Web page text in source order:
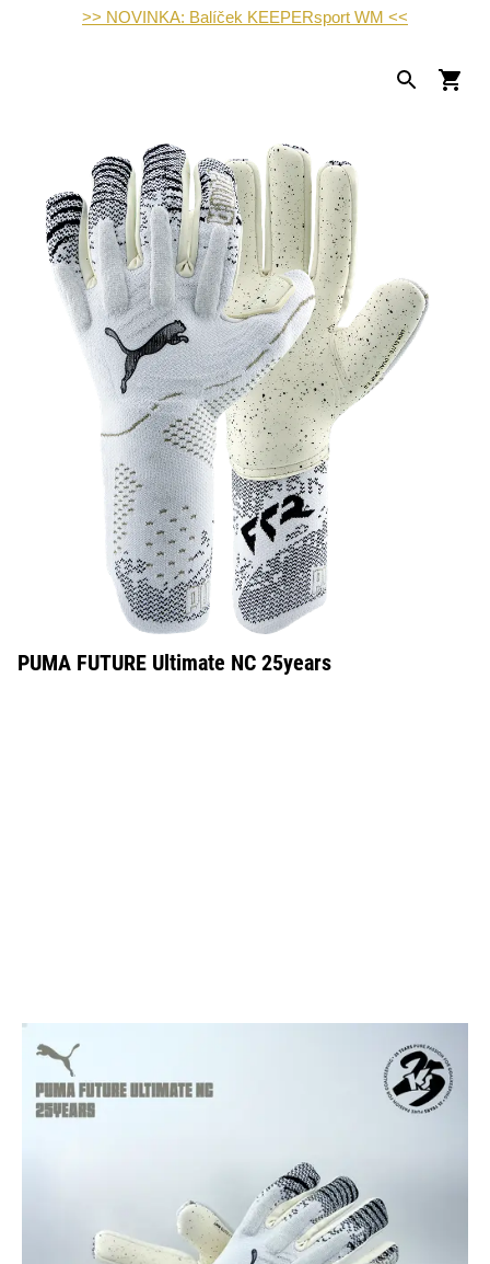
>> NOVINKA: Balíček KEEPERsport WM <<
PUMA FUTURE Ultimate NC 25years